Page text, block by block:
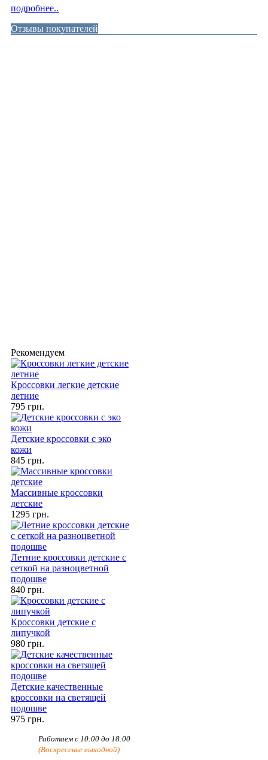
подробнее..
Отзывы покупателей
Рекомендуем
Кроссовки легкие детские
летние
795 грн.
Детские кроссовки с эко
кожи
845 грн.
Массивные кроссовки
детские
1295 грн.
Летние кроссовки детские с
сеткой на разноцветной
подошве
840 грн.
Кроссовки детские с
липучкой
980 грн.
Детские качественные
кроссовки на светящей
подошве
975 грн.
Работаем с 10:00 до 18:00
(Воскресенье выходной)